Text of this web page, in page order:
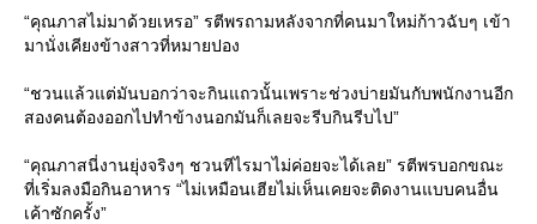
“คุณภาสไม่มาด้วยเหรอ” รตีพรถามหลังจากที่คนมาใหม่ก้าวฉับๆ เข้า
มานั่งเคียงข้างสาวที่หมายปอง
“ชวนแล้วแต่มันบอกว่าจะกินแถวนั้นเพราะช่วงบ่ายมันกับพนักงานอีก
สองคนต้องออกไปทำข้างนอกมันก็เลยจะรีบกินรีบไป”
“คุณภาสนี่งานยุ่งจริงๆ ชวนทีไรมาไม่ค่อยจะได้เลย” รตีพรบอกขณะ
ที่เริ่มลงมือกินอาหาร “ไม่เหมือนเฮียไม่เห็นเคยจะติดงานแบบคนอื่น
เค้าซักครั้ง”